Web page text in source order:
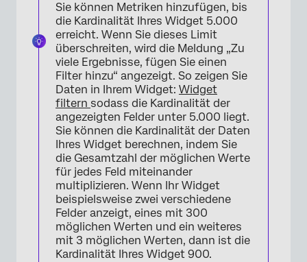
Sie können Metriken hinzufügen, bis
die Kardinalität Ihres Widget 5.000
erreicht. Wenn Sie dieses Limit
überschreiten, wird die Meldung „Zu
viele Ergebnisse, fügen Sie einen
Filter hinzu“ angezeigt. So zeigen Sie
Daten in Ihrem Widget: Widget
filtern sodass die Kardinalität der
angezeigten Felder unter 5.000 liegt.
Sie können die Kardinalität der Daten
Ihres Widget berechnen, indem Sie
die Gesamtzahl der möglichen Werte
für jedes Feld miteinander
multiplizieren. Wenn Ihr Widget
beispielsweise zwei verschiedene
Felder anzeigt, eines mit 300
möglichen Werten und ein weiteres
mit 3 möglichen Werten, dann ist die
Kardinalität Ihres Widget 900.